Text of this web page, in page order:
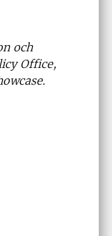
och
Office,